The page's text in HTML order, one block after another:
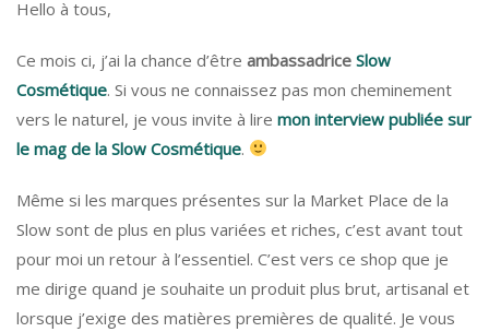
Hello à tous,
Ce mois ci, j’ai la chance d’être ambassadrice Slow
Cosmétique. Si vous ne connaissez pas mon cheminement
vers le naturel, je vous invite à lire mon interview publiée sur
le mag de la Slow Cosmétique.
Même si les marques présentes sur la Market Place de la
Slow sont de plus en plus variées et riches, c’est avant tout
pour moi un retour à l’essentiel. C’est vers ce shop que je
me dirige quand je souhaite un produit plus brut, artisanal et
lorsque j’exige des matières premières de qualité. Je vous